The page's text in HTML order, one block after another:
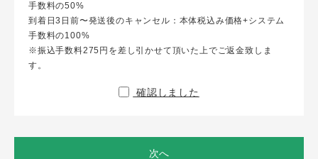
手数料の50%
到着日3日前〜発送後のキャンセル：本体税込み価格+システム
手数料の100%
※振込手数料275円を差し引かせて頂いた上でご返金致しま
す。
確認しました
次へ